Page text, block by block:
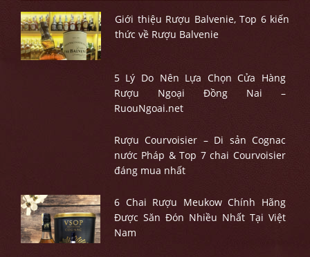
Giới thiệu Rượu Balvenie, Top 6 kiến
thức về Rượu Balvenie
5 Lý Do Nên Lựa Chọn Cửa Hàng
Rượu Ngoại Đồng Nai –
RuouNgoai.net
Rượu Courvoisier – Di sản Cognac
nước Pháp & Top 7 chai Courvoisier
đáng mua nhất
6 Chai Rượu Meukow Chính Hãng
Được Săn Đón Nhiều Nhất Tại Việt
Nam